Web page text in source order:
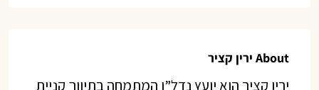
About ירין קציר
ירין קציר הוא יועץ נדל”ן המתמחה בתיווך קניית